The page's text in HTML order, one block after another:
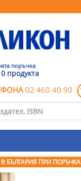
поръчка
0 продукта
02 460 40 90
БЪЛГАРИЯ ПРИ ПОРЪЧКА